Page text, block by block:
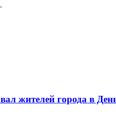
жителей города в